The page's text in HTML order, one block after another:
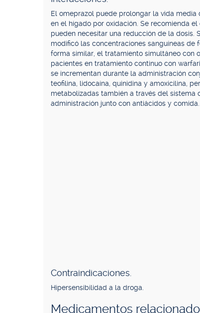
El omeprazol puede prolongar la vida
en el hígado por oxidación. Se recomienda
pueden necesitar una reducción de la
modificó las concentraciones sanguíneas
forma similar, el tratamiento simultáneo con
pacientes en tratamiento continuo con
se incrementan durante la administración
teofilina, lidocaína, quinidina y amoxicilina,
metabolizadas también a través del sistema
administración junto con antiácidos y comida.
Contraindicaciones.
Hipersensibilidad a la droga.
Medicamentos